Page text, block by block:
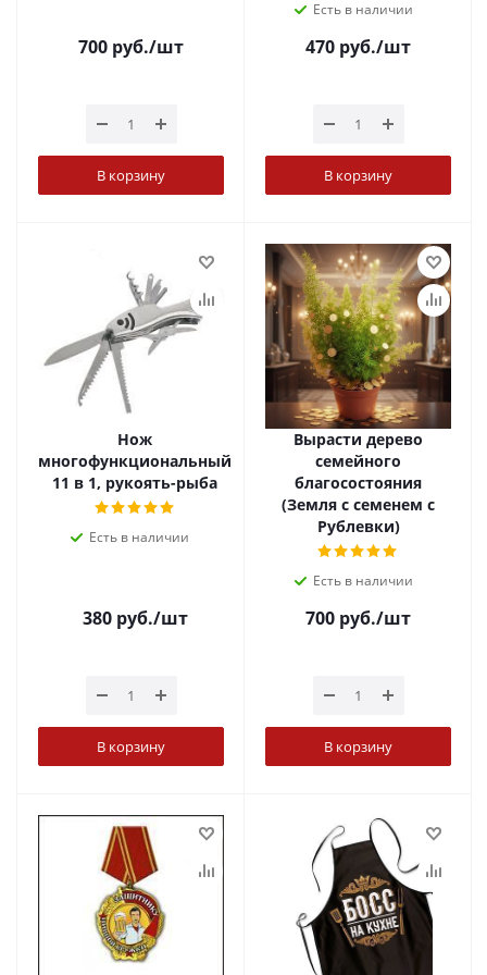
700 руб./шт
В корзину
Есть в наличии
470 руб./шт
В корзину
Нож
многофункциональный
11 в 1, рукоять-рыба
Есть в наличии
380руб./шт
В корзину
Вырасти дерево
семейного
благосостояния
(Земля с семенем с
Рублевки)
Есть в наличии
700 руб./шт
В корзину